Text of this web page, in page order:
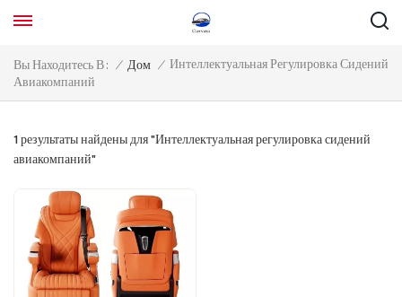
Вы Находитесь В : / Дом / Интеллектуальная Регулировка Сидений
Авиакомпаний
1 результаты найдены для "Интеллектуальная регулировка сидений
авиакомпаний"